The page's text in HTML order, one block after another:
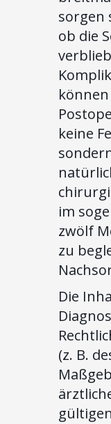
sorgen
ob die
keine
im
zwölf
zu
Die
(z. B.